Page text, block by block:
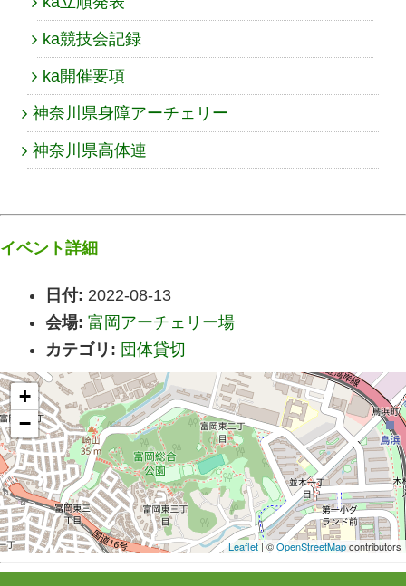
ka競技会記録
ka開催要項
神奈川県身障アーチェリー
神奈川県高体連
イベント詳細
日付: 2022-08-13
会場: 富岡アーチェリー場
カテゴリ: 団体貸切
+
−
Leaflet | ©OpenStreetMapcontributors